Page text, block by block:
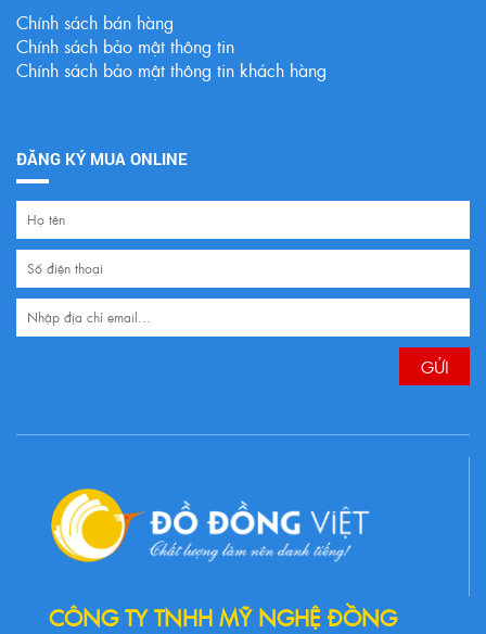
Chính sách bán hàng
Chính sách bảo mật thông tin
Chính sách bảo mật thông tin khách hàng
ĐĂNG KÝ MUA ONLINE
CÔNG TY TNHH MỸ NGHỆ ĐỒNG